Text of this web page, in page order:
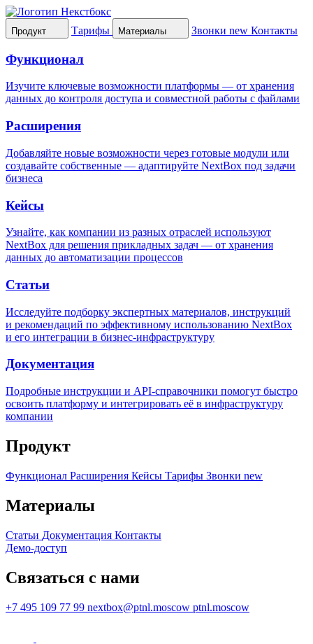
Продукт Тарифы Материалы Звонки new Контакты
Функционал
Изучите ключевые возможности платформы — от хранения
данных до контроля доступа и совместной работы с файлами
Расширения
Добавляйте новые возможности через готовые модули или
создавайте собственные — адаптируйте NextBox под задачи
бизнеса
Кейсы
Узнайте, как компании из разных отраслей используют
NextBox для решения прикладных задач — от хранения
данных до автоматизации процессов
Статьи
Исследуйте подборку экспертных материалов, инструкций
и рекомендаций по эффективному использованию NextBox
и его интеграции в бизнес-инфраструктуру
Документация
Подробные инструкции и API-справочники помогут быстро
освоить платформу и интегрировать её в инфраструктуру
компании
Продукт
Функционал Расширения Кейсы Тарифы Звонки new
Материалы
Статьи Документация Контакты
Демо-доступ
Связаться с нами
+7 495 109 77 99 nextbox@ptnl.moscow ptnl.moscow